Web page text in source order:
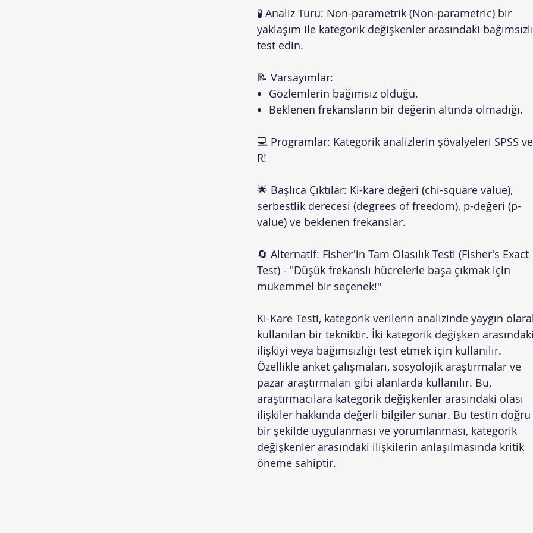
🧪 Analiz Türü: Non-parametrik (Non-parametric) bir
yaklaşım ile kategorik değişkenler arasındaki
test edin.
📝 Varsayımlar:
Gözlemlerin bağımsız olduğu.
Beklenen frekansların bir değerin altında olmadığı.
💻 Programlar: Kategorik analizlerin şövalyeleri SPSS ve
R!
🌟 Başlıca Çıktılar: Ki-kare değeri (chi-square value),
serbestlik derecesi (degrees of freedom), p-değeri (p-
value) ve beklenen frekanslar.
🔄 Alternatif: Fisher'in Tam Olasılık Testi (Fisher's Exact
Test) - "Düşük frekanslı hücrelerle başa çıkmak için
mükemmel bir seçenek!"
Ki-Kare Testi, kategorik verilerin analizinde yaygın
kullanılan bir tekniktir. İki kategorik değişken
ilişkiyi veya bağımsızlığı test etmek için kullanılır.
Özellikle anket çalışmaları, sosyolojik araştırmalar ve
pazar araştırmaları gibi alanlarda kullanılır. Bu,
araştırmacılara kategorik değişkenler arasındaki olası
ilişkiler hakkında değerli bilgiler sunar. Bu testin doğru
bir şekilde uygulanması ve yorumlanması, kategorik
değişkenler arasındaki ilişkilerin anlaşılmasında kritik
öneme sahiptir.